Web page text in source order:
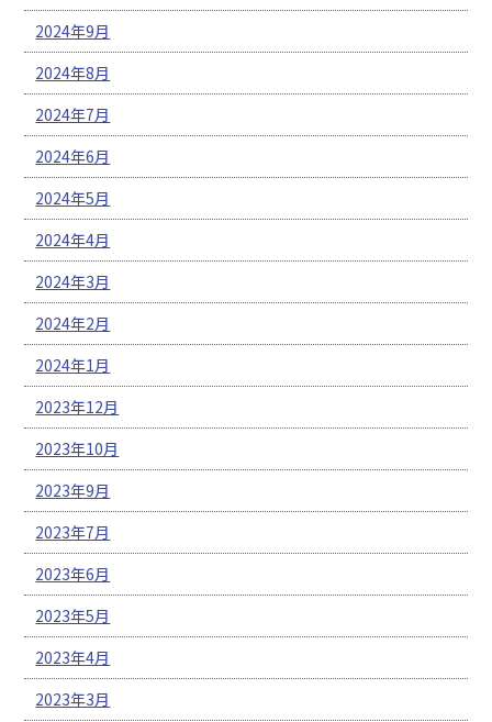
2024年9月
2024年8月
2024年7月
2024年6月
2024年5月
2024年4月
2024年3月
2024年2月
2024年1月
2023年12月
2023年10月
2023年9月
2023年7月
2023年6月
2023年5月
2023年4月
2023年3月